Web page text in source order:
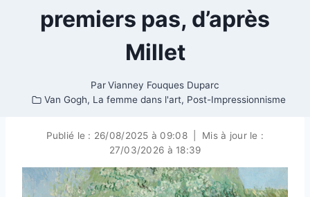
premiers pas, d’après
Millet
ParVianney Fouques Duparc
Van Gogh, La femme dans l'art, Post-Impressionnisme
Publié le : 26/08/2025 à 09:08| Mis à jour le :
27/03/2026 à 18:39